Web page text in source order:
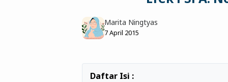
Marita Ningtyas
7 April 2015